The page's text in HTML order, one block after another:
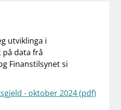
home page
utviklinga i
data frå
Finanstilsynet si
- oktober 2024 (pdf)